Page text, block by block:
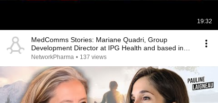
19:32
MedComms Stories: Mariane Quadri, Group
Development Director at IPG Health and based in
the USA
NetworkPharma • 137 views